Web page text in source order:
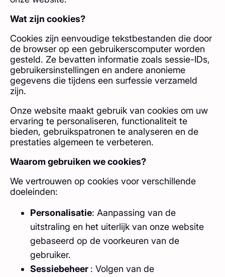
Wat zijn cookies?
Cookies zijn eenvoudige tekstbestanden die door
de browser op een gebruikerscomputer worden
gesteld. Ze bevatten informatie zoals sessie-IDs,
gebruikersinstellingen en andere anonieme
gegevens die tijdens een surfessie verzameld
zijn.
Onze website maakt gebruik van cookies om uw
ervaring te personaliseren, functionaliteit te
bieden, gebruikspatronen te analyseren en de
prestaties algemeen te verbeteren.
Waarom gebruiken we cookies?
We vertrouwen op cookies voor verschillende
doeleinden:
Personalisatie: Aanpassing van de
uitstraling en het uiterlijk van onze website
gebaseerd op de voorkeuren van de
gebruiker.
Sessiebeheer : Volgen van de